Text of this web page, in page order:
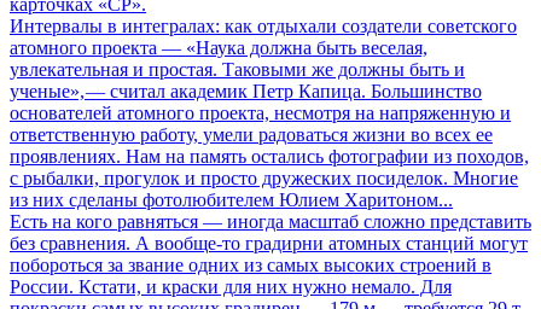
карточках «СР».
Интервалы в интегралах: как отдыхали создатели советского
атомного проекта — «Наука должна быть веселая,
увлекательная и простая. Таковыми же должны быть и
ученые», — считал академик Петр Капица. Большинство
основателей атомного проекта, несмотря на напряженную и
ответственную работу, умели радоваться жизни во всех ее
проявлениях. Нам на память остались фотографии из походов,
с рыбалки, прогулок и просто дружеских посиделок. Многие
из них сделаны фотолюбителем Юлием Харитоном...
Есть на кого равняться — иногда масштаб сложно представить
без сравнения. А вообще-то градирни атомных станций могут
побороться за звание одних из самых высоких строений в
России. Кстати, и краски для них нужно немало. Для